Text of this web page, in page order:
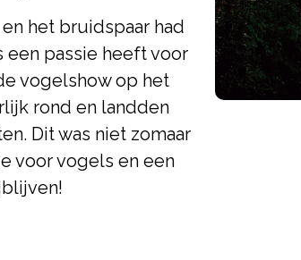
het bruidspaar had
een passie heeft voor
vogelshow op het
rond en landden
Dit was niet zomaar
voor vogels en een